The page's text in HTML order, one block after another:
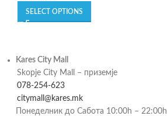
SELECT OPTIONS
Kares City Mall
Skopje City Mall – приземје
078-254-623
citymall@kares.mk
Понеделник до Сабота 10:00h – 22:00h